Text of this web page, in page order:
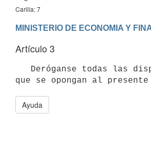
Carilla: 7
MINISTERIO DE ECONOMIA Y
Artículo 3
Ayuda